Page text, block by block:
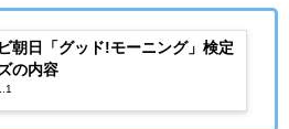
朝日「グッド!モーニング」検定
の内容